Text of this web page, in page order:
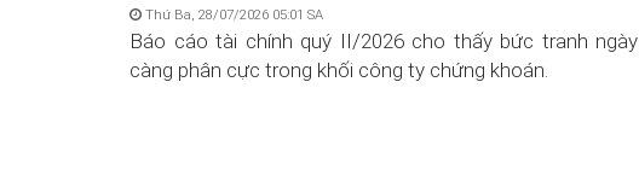
Thứ Ba, 28/07/2026 05:01 SA
Báo cáo tài chính quý II/2026 cho thấy bức tranh ngày
càng phân cực trong khối công ty chứng khoán.